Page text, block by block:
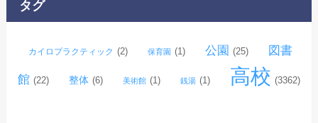
ブ
タグ
カイロプラクティック (2) 保育園 (1) 公園 (25) 図書
館 (22) 整体 (6) 美術館 (1) 銭湯 (1) 高校 (3362)